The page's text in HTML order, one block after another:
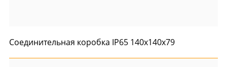
Соединительная коробка IP65 140x140x79